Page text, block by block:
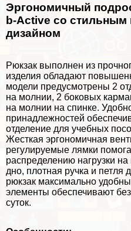
Эргономичный
b-Active со
дизайном
Рюкзак выполнен из
изделия обладают
модели предусмотрены 2
на молнии, 2 боковых
на молнии на спинке.
принадлежностей
отделение для учебных
Жесткая эргономичная
регулируемые лямки
распределению нагрузки
дно, плотная ручка и
рюкзак максимально
элементы обеспечивают
суток.